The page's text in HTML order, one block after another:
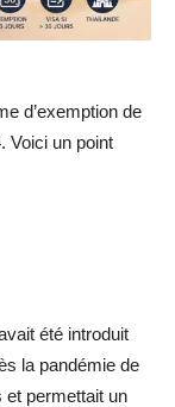
d’exemption de
Voici un point
été introduit
la pandémie de
et permettait un